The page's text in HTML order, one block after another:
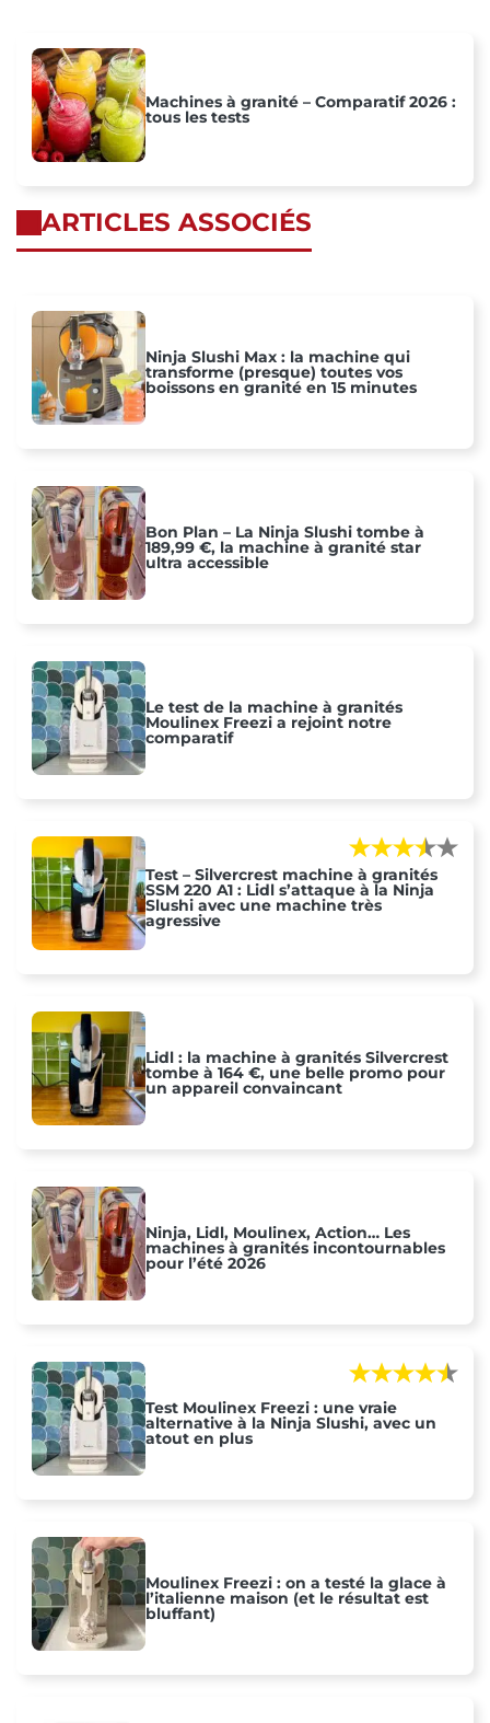
Machines à granité – Comparatif 2026 :
tous les tests
ARTICLES ASSOCIÉS
Ninja Slushi Max : la machine qui
transforme (presque) toutes vos
boissons en granité en 15 minutes
Bon Plan – La Ninja Slushi tombe à
189,99 €, la machine à granité star
ultra accessible
Le test de la machine à granités
Moulinex Freezi a rejoint notre
comparatif
Test – Silvercrest machine à granités
SSM 220 A1 : Lidl s’attaque à la Ninja
Slushi avec une machine très
agressive
Lidl : la machine à granités Silvercrest
tombe à 164 €, une belle promo pour
un appareil convaincant
Ninja, Lidl, Moulinex, Action… Les
machines à granités incontournables
pour l’été 2026
Test Moulinex Freezi : une vraie
alternative à la Ninja Slushi, avec un
atout en plus
Moulinex Freezi : on a testé la glace à
l’italienne maison (et le résultat est
bluffant)